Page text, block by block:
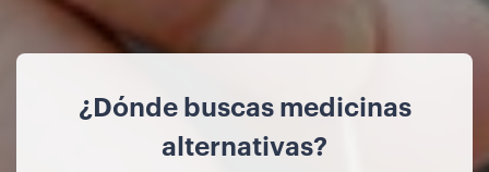
¿Dónde buscas medicinas
alternativas?